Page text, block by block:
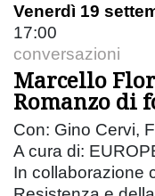
Venerdì 19
17:00
conversazioni
Marcello
Romanzo di
Con: Gino Cervi,
A cura di:
In collaborazione